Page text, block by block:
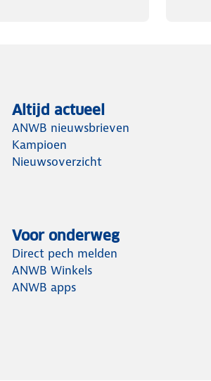
Altijd actueel
ANWB nieuwsbrieven
Kampioen
Nieuwsoverzicht
Voor onderweg
Direct pech melden
ANWB Winkels
ANWB apps